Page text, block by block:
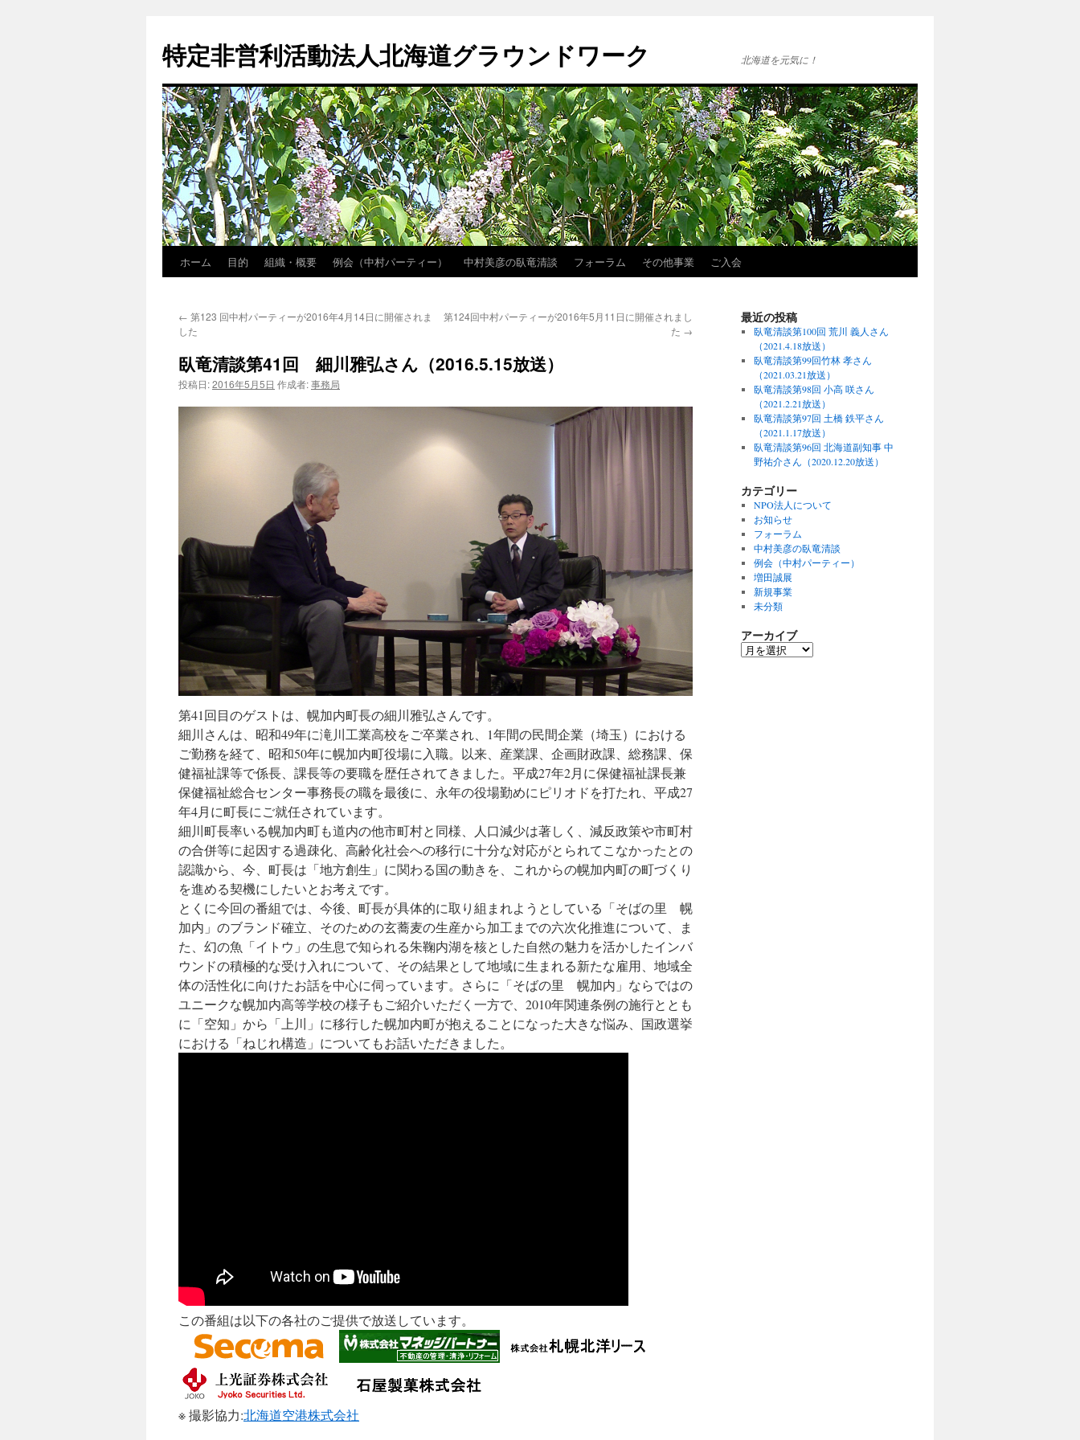
特定非営利活動法人北海道グラウンドワーク 北海道を元気に！
テ
ツ
ホーム 目的 組織・概要 例会（中村パーティー） 中村美彦の臥竜清談 フォーラム その他事業 ご入会
← 第123 回中村パーティーが2016年4月14日に開催されま
した
第124回中村パーティーが2016年5月11日に開催されまし
た →
臥竜清談第41回 細川雅弘さん（2016.5.15放送）
投稿日:2016年5月5日 作成者:事務局
第41回目のゲストは、幌加内町長の細川雅弘さんです。
細川さんは、昭和49年に滝川工業高校をご卒業され、1年間の民間企業（埼玉）における
ご勤務を経て、昭和50年に幌加内町役場に入職。以来、産業課、企画財政課、総務課、保
健福祉課等で係長、課長等の要職を歴任されてきました。平成27年2月に保健福祉課長兼
保健福祉総合センター事務長の職を最後に、永年の役場勤めにピリオドを打たれ、平成27
年4月に町長にご就任されています。
細川町長率いる幌加内町も道内の他市町村と同様、人口減少は著しく、減反政策や市町村
の合併等に起因する過疎化、高齢化社会への移行に十分な対応がとられてこなかったとの
認識から、今、町長は「地方創生」に関わる国の動きを、これからの幌加内町の町づくり
を進める契機にしたいとお考えです。
とくに今回の番組では、今後、町長が具体的に取り組まれようとしている「そばの里 幌
加内」のブランド確立、そのための玄蕎麦の生産から加工までの六次化推進について、ま
た、幻の魚「イトウ」の生息で知られる朱鞠内湖を核とした自然の魅力を活かしたインバ
ウンドの積極的な受け入れについて、その結果として地域に生まれる新たな雇用、地域全
体の活性化に向けたお話を中心に伺っています。さらに「そばの里 幌加内」ならではの
ユニークな幌加内高等学校の様子もご紹介いただく一方で、2010年関連条例の施行ととも
に「空知」から「上川」に移行した幌加内町が抱えることになった大きな悩み、国政選挙
における「ねじれ構造」についてもお話いただきました。
この番組は以下の各社のご提供で放送しています。
※ 撮影協力:北海道空港株式会社
最近の投稿
臥竜清談第100回 荒川 義人さん
（2021.4.18放送）
臥竜清談第99回竹林 孝さん
（2021.03.21放送）
臥竜清談第98回 小高 咲さん
（2021.2.21放送）
臥竜清談第97回 土橋 鉄平さん
（2021.1.17放送）
臥竜清談第96回 北海道副知事 中
野祐介さん（2020.12.20放送）
カテゴリー
NPO法人について
お知らせ
フォーラム
中村美彦の臥竜清談
例会（中村パーティー）
増田誠展
新規事業
未分類
アーカイブ
ア